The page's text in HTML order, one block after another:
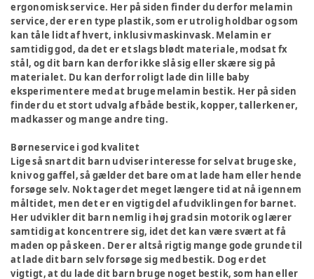
ergonomisk service. Her på siden finder du derfor melamin
service, der er en type plastik, som er utrolig holdbar og som
kan tåle lidt af hvert, inklusiv maskinvask. Melamin er
samtidig god, da det er et slags blødt materiale, modsat fx
stål, og dit barn kan derfor ikke slå sig eller skære sig på
materialet. Du kan derfor roligt lade din lille baby
eksperimentere med at bruge melamin bestik. Her på siden
finder du et stort udvalg af både bestik, kopper, tallerkener,
madkasser og mange andre ting.
Børneservice i god kvalitet
Lige så snart dit barn udviser interesse for selv at bruge ske,
kniv og gaffel, så gælder det bare om at lade ham eller hende
forsøge selv. Nok tager det meget længere tid at nå igennem
måltidet, men det er en vigtig del af udviklingen for barnet.
Her udvikler dit barn nemlig i høj grad sin motorik og lærer
samtidig at koncentrere sig, idet det kan være svært at få
maden op på skeen. Der er altså rigtig mange gode grunde til
at lade dit barn selv forsøge sig med bestik. Dog er det
vigtigt, at du lade dit barn bruge noget bestik, som han eller